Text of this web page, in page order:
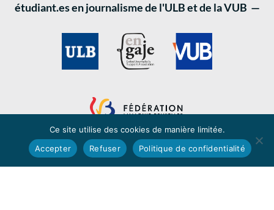
étudiant.es en journalisme de l'ULB et de la VUB —
Ce site utilise des cookies de manière limitée.
Accepter
Refuser Politique de confidentialité